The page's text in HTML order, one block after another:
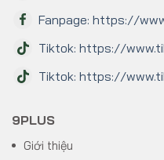
Fanpage: https://
Tiktok: https://
Tiktok: https://
9PLUS
Giới thiệu